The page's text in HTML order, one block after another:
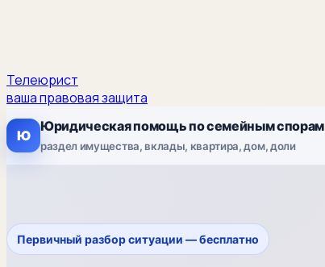
Телеюрист
ваша правовая защита
Ю
Юридическая помощь по семейным спорам
раздел имущества, вклады, квартира, дом, доли
Первичный разбор ситуации — бесплатно